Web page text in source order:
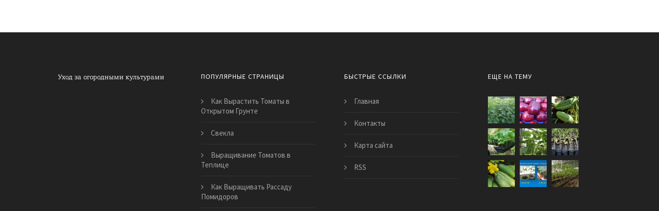
ПОПУЛЯРНЫЕ СТРАНИЦЫ
Как Вырастить Томаты в
Открытом Грунте
Свекла
Выращивание Томатов в
Теплице
Как Выращивать Рассаду
Помидоров
БЫСТРЫЕ ССЫЛКИ
Главная
Контакты
Карта сайта
RSS
ЕЩЕ НА ТЕМУ